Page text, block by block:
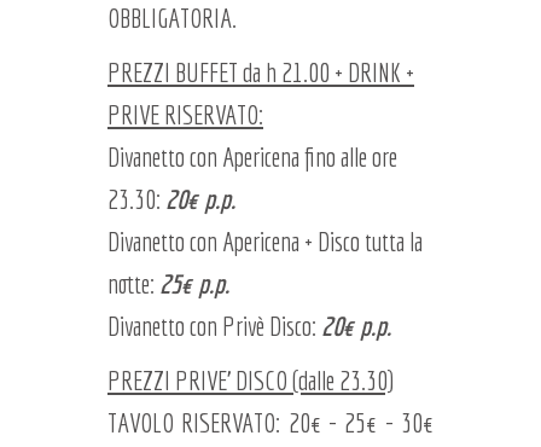
OBBLIGATORIA.
PREZZI BUFFET da h 21.00 + DRINK +
PRIVE RISERVATO:
Divanetto con Apericena fino alle ore
23.30: 20€ p.p.
Divanetto con Apericena + Disco tutta la
notte: 25€ p.p.
Divanetto con Privè Disco: 20€ p.p.
PREZZI PRIVE' DISCO (dalle 23.30)
TAVOLO RISERVATO: 20€ - 25€ - 30€